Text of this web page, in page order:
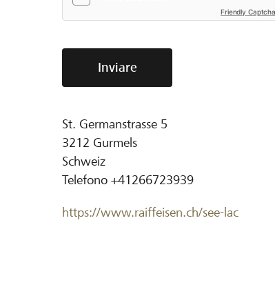
Friendly Captcha
Inviare
St. Germanstrasse 5
3212 Gurmels
Schweiz
Telefono +41266723939
https://www.raiffeisen.ch/see-lac